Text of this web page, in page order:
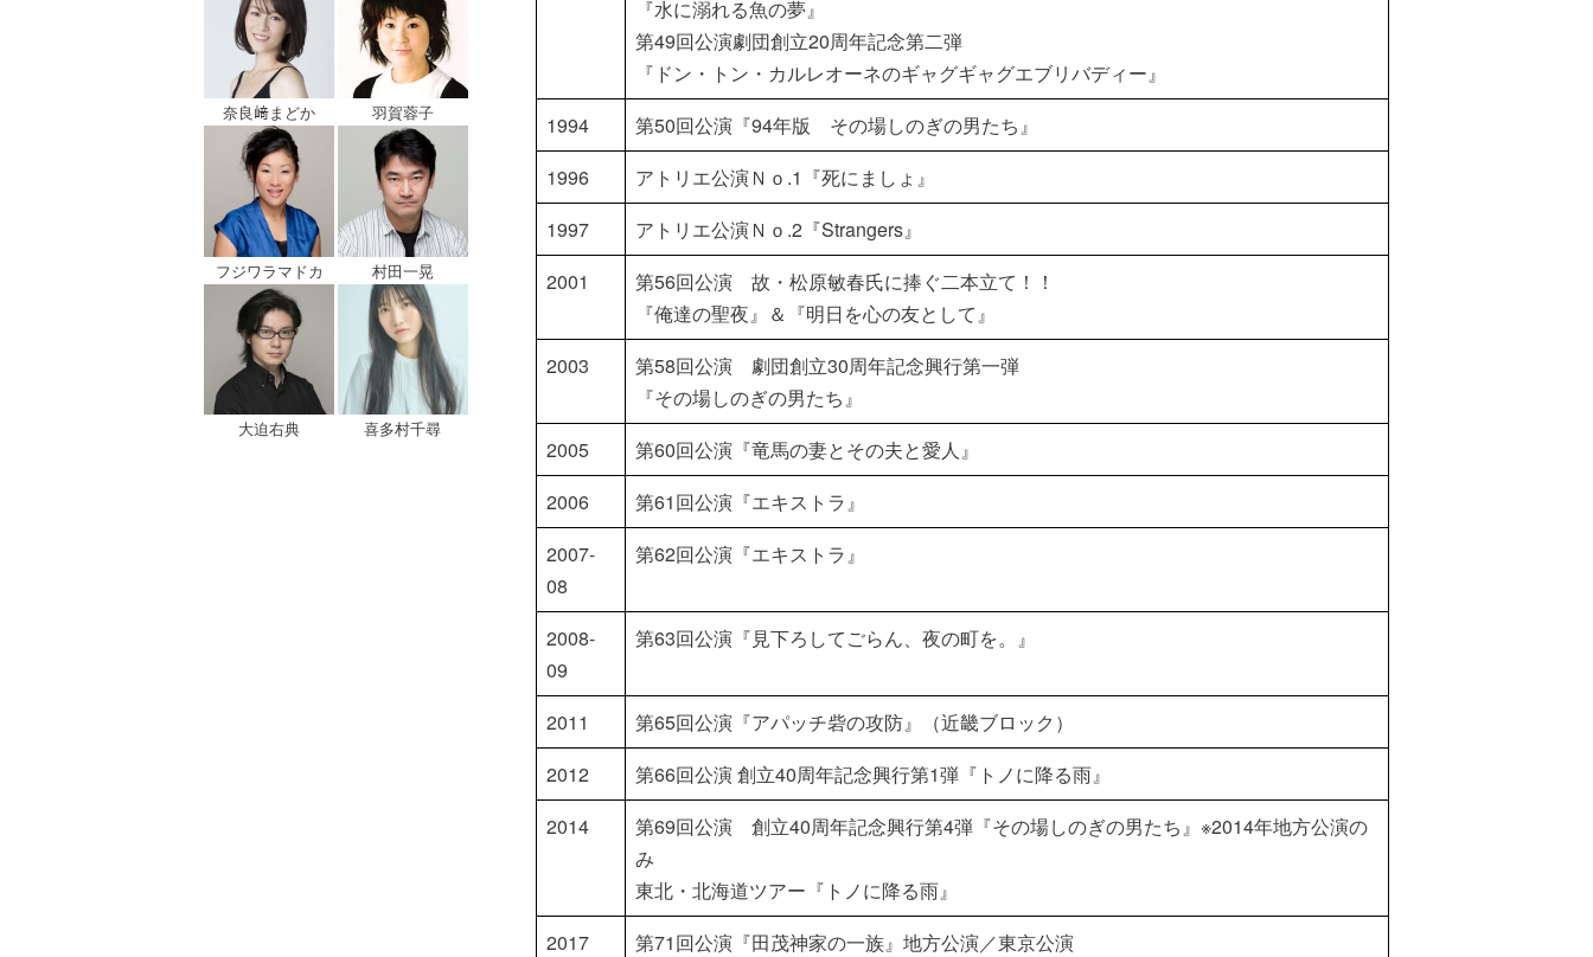
奈良﨑まどか 羽賀蓉子
フジワラマドカ 村田一晃
大迫右典 喜多村千尋
『水に溺れる魚の夢』
第49回公演劇団創立20周年記念第二弾
『ドン・トン・カルレオーネのギャグギャグエブリバディー』
1994
第50回公演『94年版 その場しのぎの男たち』
1996
アトリエ公演Ｎｏ.1『死にましょ』
1997
アトリエ公演Ｎｏ.2『Strangers』
2001
第56回公演 故・松原敏春氏に捧ぐ二本立て！！
『俺達の聖夜』＆『明日を心の友として』
2003
第58回公演 劇団創立30周年記念興行第一弾
『その場しのぎの男たち』
2005
第60回公演『竜馬の妻とその夫と愛人』
2006
第61回公演『エキストラ』
2007-
08
第62回公演『エキストラ』
2008-
09
第63回公演『見下ろしてごらん、夜の町を。』
2011
第65回公演『アパッチ砦の攻防』（近畿ブロック）
2012
第66回公演 創立40周年記念興行第1弾『トノに降る雨』
2014
第69回公演 創立40周年記念興行第4弾『その場しのぎの男たち』※2014年地方公演の
み
東北・北海道ツアー『トノに降る雨』
2017
第71回公演『田茂神家の一族』地方公演／東京公演